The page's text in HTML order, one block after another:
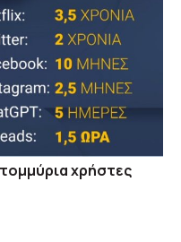
χρήστες